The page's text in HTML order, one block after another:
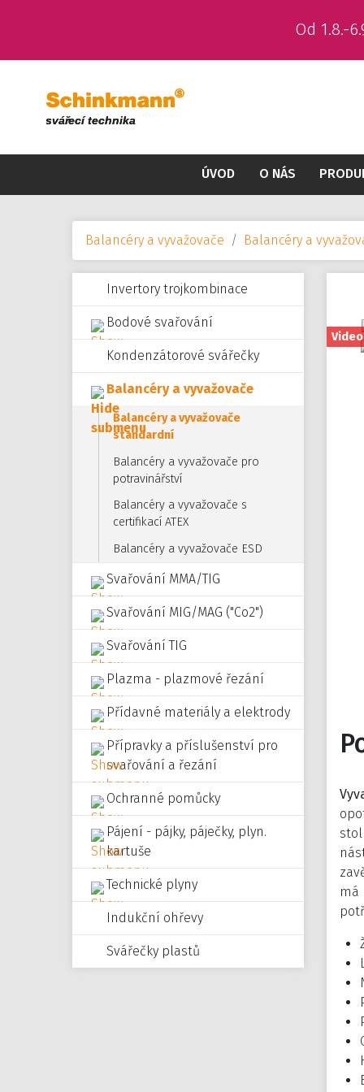
Od 1.8.-
ÚVOD O NÁS
Balancéry a vyvažovače Balancéry a
Invertory trojkombinace
Bodové svařování
Kondenzátorové svářečky
Balancéry a vyvažovače
Balancéry a vyvažovače
standardní
Balancéry a vyvažovače pro
potravinářství
Balancéry a vyvažovače s
certifikací ATEX
Balancéry a vyvažovače ESD
Svařování MMA/TIG
Svařování MIG/MAG ("Co2")
Svařování TIG
Plazma - plazmové řezání
Přídavné materiály a elektrody
Přípravky a příslušenství pro
svařování a řezání
Ochranné pomůcky
Pájení - pájky, páječky, plyn.
kartuše
Technické plyny
Indukční ohřevy
Svářečky plastů
Video
má